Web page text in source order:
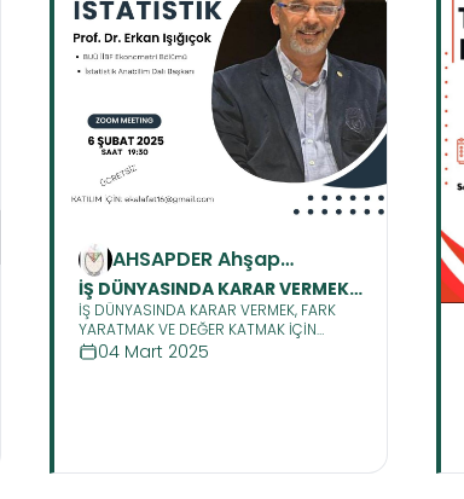
AHSAPDER Ahşap
Sanayicileri ve
Profesyonelleri Derneği
İŞ DÜNYASINDA KARAR VERMEK,
FARK YARATMAK VE DEĞER
KATMAK İÇİN ÜÇÜNCÜ GÖZ :
İSTATİSTİK TOPLANTIMIZA TÜM
İŞ DÜNYASINDA KARAR VERMEK, FARK
YARATMAK VE DEĞER KATMAK İÇİN
ÜÇÜNCÜ GÖZ : İSTATİSTİK TOPLANTIMIZA
04 Mart 2025